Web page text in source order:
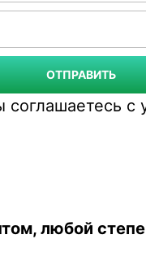
ОТПРАВИТЬ
с
любой